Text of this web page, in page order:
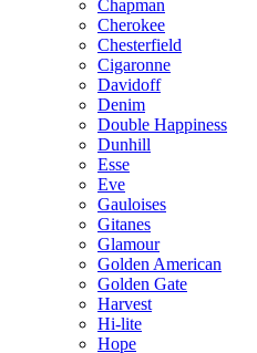
Chapman
Cherokee
Chesterfield
Cigaronne
Davidoff
Denim
Double Happiness
Dunhill
Esse
Eve
Gauloises
Gitanes
Glamour
Golden American
Golden Gate
Harvest
Hi-lite
Hope